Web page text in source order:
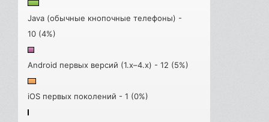
Java (обычные кнопочные телефоны) -
10 (4%)
Android первых версий (1.x–4.x) - 12 (5%)
iOS первых поколений - 1 (0%)